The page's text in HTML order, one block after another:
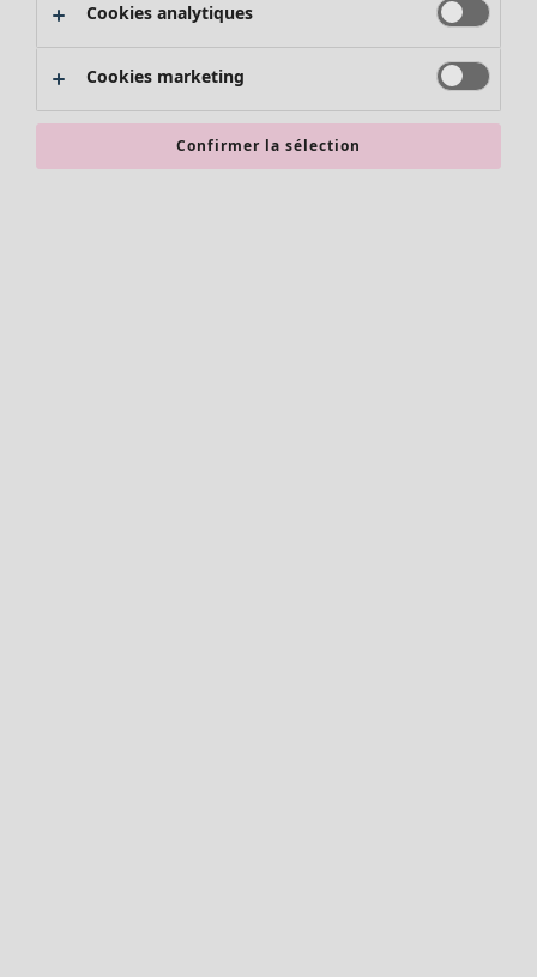
Promos SOLDES
Les promos de Gudrun Sjödén
Nouvel arrivage
Bonnes affaires en soldes - jusqu'à -70
Cookies analytiques
Cookies marketing
Confirmer la sélection